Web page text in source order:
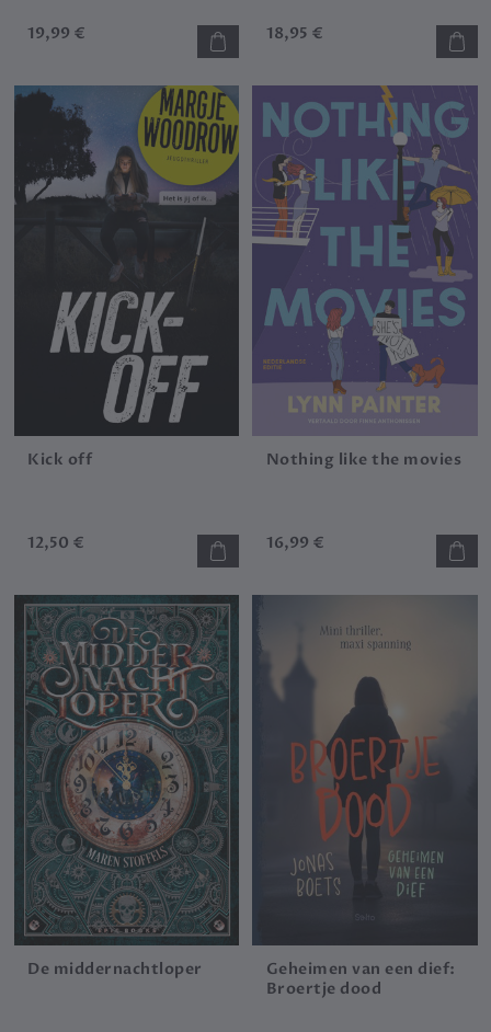
19,99 € 18,95 €
Kick off
12,50 €
Nothing like the movies
16,99 €
De middernachtloper
Geheimen van een dief:
Broertje dood